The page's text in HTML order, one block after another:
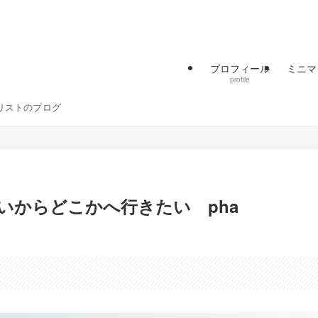
ストのブログ
プロフィール
profile
ミニ
からどこかへ行きたい pha